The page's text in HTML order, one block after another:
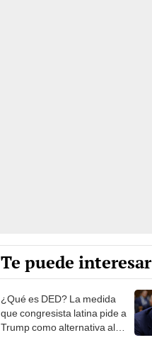
Te puede interesar
¿Qué es DED? La medida
que congresista latina pide a
Trump como alternativa al